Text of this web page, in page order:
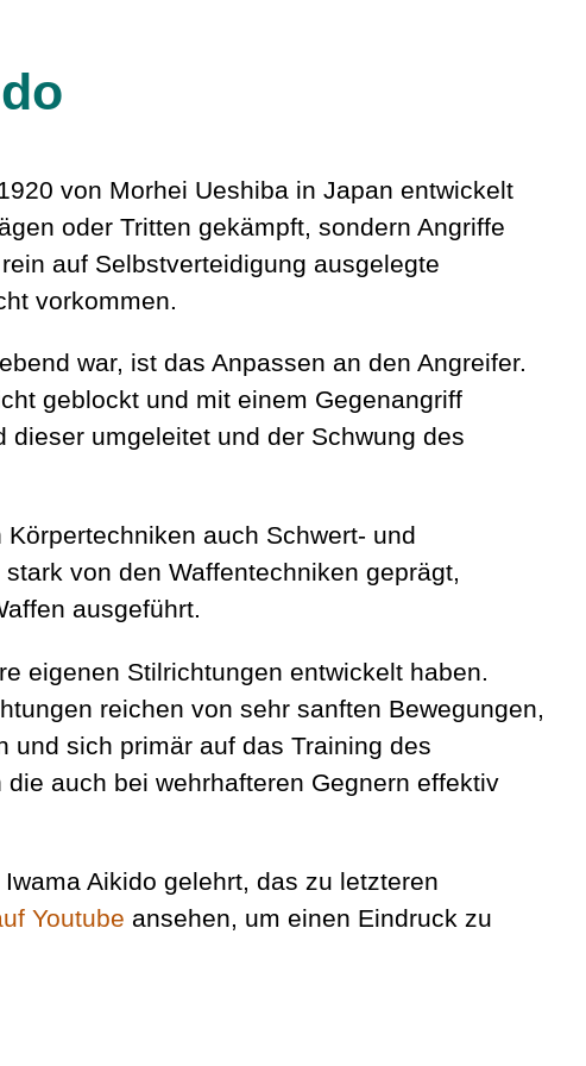
von Morhei Ueshiba in Japan entwickelt
oder Tritten gekämpft, sondern Angriffe
auf Selbstverteidigung ausgelegte
vorkommen.
war, ist das Anpassen an den Angreifer.
geblockt und mit einem Gegenangriff
umgeleitet und der Schwung des
auch Schwert- und
von den Waffentechniken geprägt,
ausgeführt.
eigenen Stilrichtungen entwickelt haben.
reichen von sehr sanften Bewegungen,
und sich primär auf das Training des
auch bei wehrhafteren Gegnern effektiv
Aikido gelehrt, das zu letzteren
Youtube ansehen, um einen Eindruck zu